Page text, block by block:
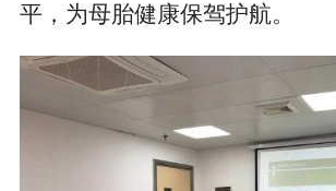
平，为母胎健康保驾护航。